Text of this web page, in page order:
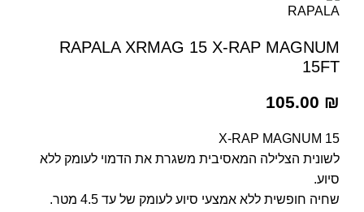
RAPALA XRMAG 15 X-RAP MAGNUM
15FT
105.00 ₪
X-RAP MAGNUM 15
לשונית הצלילה המאסיבית משגרת את הדמוי לעומק ללא
סיוע.
שחיה חופשית ללא אמצעי סיוע לעומק של עד 4.5 מטר.